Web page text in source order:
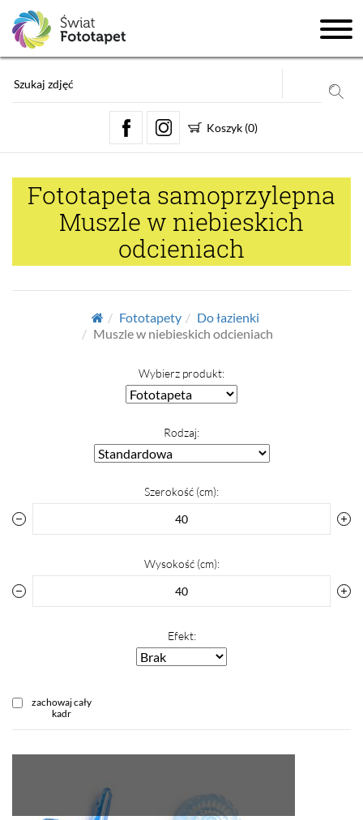
Koszyk (0)
Fototapeta samoprzylepna
Muszle w niebieskich
odcieniach
Fototapety
Do łazienki
Muszle w niebieskich odcieniach
Wybierz produkt:
Rodzaj:
Szerokość (cm):
Wysokość (cm):
Efekt:
zachowaj cały
kadr